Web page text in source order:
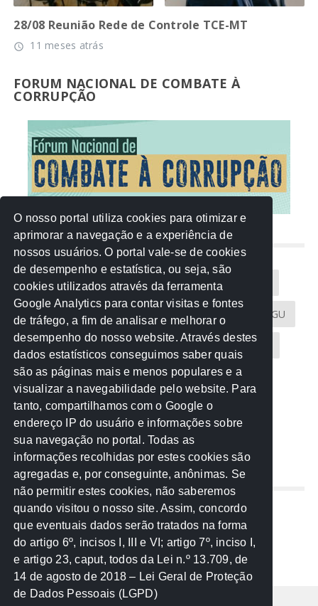
28/08 Reunião Rede de Controle TCE-MT
access_time 11 meses atrás
FORUM NACIONAL DE COMBATE À
CORRUPÇÃO
NUVEM DE TAGS
Acontece na Rede AGU AMM
Atricon Audicom CAU-MT CGU
CREA-MT Eventos MPC-MT MPE-MT
MPF Notícias PF PGE-MT PGR
Receita Federal Sem categoria
TCE-MT TCU TRE
REDE NOS ESTADOS
Mato Grosso do Sul
Paraná
Nacional
O nosso portal utiliza cookies para otimizar e
aprimorar a navegação e a experiência de
nossos usuários. O portal vale-se de cookies
de desempenho e estatística, ou seja, são
cookies utilizados através da ferramenta
Google Analytics para contar visitas e fontes
de tráfego, a fim de analisar e melhorar o
desempenho do nosso website. Através destes
dados estatísticos conseguimos saber quais
são as páginas mais e menos populares e a
visualizar a navegabilidade pelo website. Para
tanto, compartilhamos com o Google o
endereço IP do usuário e informações sobre
sua navegação no portal. Todas as
informações recolhidas por estes cookies são
agregadas e, por conseguinte, anônimas. Se
não permitir estes cookies, não saberemos
quando visitou o nosso site. Assim, concordo
que eventuais dados serão tratados na forma
do artigo 6º, incisos I, III e VI; artigo 7º, inciso I,
e artigo 23, caput, todos da Lei n.º 13.709, de
14 de agosto de 2018 – Lei Geral de Proteção
de Dados Pessoais (LGPD)